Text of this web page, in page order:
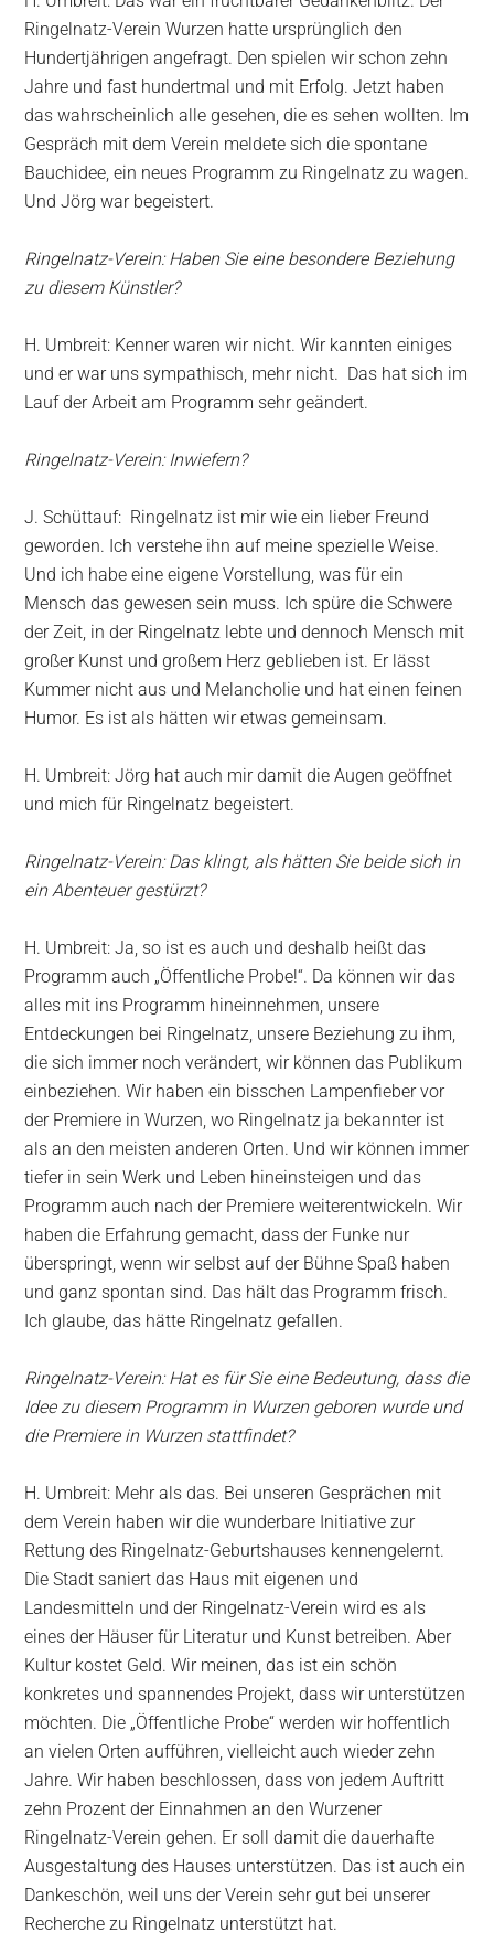
Ringelnatz-Verein Wurzen hatte ursprünglich den
Hundertjährigen angefragt. Den spielen wir schon zehn
Jahre und fast hundertmal und mit Erfolg. Jetzt haben
das wahrscheinlich alle gesehen, die es sehen wollten. Im
Gespräch mit dem Verein meldete sich die spontane
Bauchidee, ein neues Programm zu Ringelnatz zu wagen.
Und Jörg war begeistert.
Ringelnatz-Verein: Haben Sie eine besondere Beziehung
zu diesem Künstler?
H. Umbreit: Kenner waren wir nicht. Wir kannten einiges
und er war uns sympathisch, mehr nicht. Das hat sich im
Lauf der Arbeit am Programm sehr geändert.
Ringelnatz-Verein: Inwiefern?
J. Schüttauf: Ringelnatz ist mir wie ein lieber Freund
geworden. Ich verstehe ihn auf meine spezielle Weise.
Und ich habe eine eigene Vorstellung, was für ein
Mensch das gewesen sein muss. Ich spüre die Schwere
der Zeit, in der Ringelnatz lebte und dennoch Mensch mit
großer Kunst und großem Herz geblieben ist. Er lässt
Kummer nicht aus und Melancholie und hat einen feinen
Humor. Es ist als hätten wir etwas gemeinsam.
H. Umbreit: Jörg hat auch mir damit die Augen geöffnet
und mich für Ringelnatz begeistert.
Ringelnatz-Verein: Das klingt, als hätten Sie beide sich in
ein Abenteuer gestürzt?
H. Umbreit: Ja, so ist es auch und deshalb heißt das
Programm auch „Öffentliche Probe!“. Da können wir das
alles mit ins Programm hineinnehmen, unsere
Entdeckungen bei Ringelnatz, unsere Beziehung zu ihm,
die sich immer noch verändert, wir können das Publikum
einbeziehen. Wir haben ein bisschen Lampenfieber vor
der Premiere in Wurzen, wo Ringelnatz ja bekannter ist
als an den meisten anderen Orten. Und wir können immer
tiefer in sein Werk und Leben hineinsteigen und das
Programm auch nach der Premiere weiterentwickeln. Wir
haben die Erfahrung gemacht, dass der Funke nur
überspringt, wenn wir selbst auf der Bühne Spaß haben
und ganz spontan sind. Das hält das Programm frisch.
Ich glaube, das hätte Ringelnatz gefallen.
Ringelnatz-Verein: Hat es für Sie eine Bedeutung, dass die
Idee zu diesem Programm in Wurzen geboren wurde und
die Premiere in Wurzen stattfindet?
H. Umbreit: Mehr als das. Bei unseren Gesprächen mit
dem Verein haben wir die wunderbare Initiative zur
Rettung des Ringelnatz-Geburtshauses kennengelernt.
Die Stadt saniert das Haus mit eigenen und
Landesmitteln und der Ringelnatz-Verein wird es als
eines der Häuser für Literatur und Kunst betreiben. Aber
Kultur kostet Geld. Wir meinen, das ist ein schön
konkretes und spannendes Projekt, dass wir unterstützen
möchten. Die „Öffentliche Probe“ werden wir hoffentlich
an vielen Orten aufführen, vielleicht auch wieder zehn
Jahre. Wir haben beschlossen, dass von jedem Auftritt
zehn Prozent der Einnahmen an den Wurzener
Ringelnatz-Verein gehen. Er soll damit die dauerhafte
Ausgestaltung des Hauses unterstützen. Das ist auch ein
Dankeschön, weil uns der Verein sehr gut bei unserer
Recherche zu Ringelnatz unterstützt hat.